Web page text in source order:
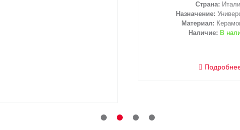
Страна:
Назначение:
Материал:
Наличие: В